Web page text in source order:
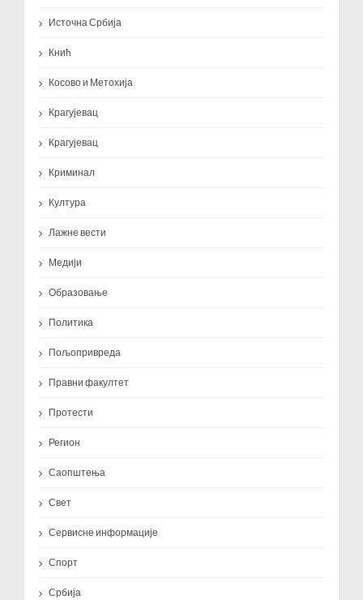
Источна Србија
Кнић
Косово и Метохија
Крагујевац
Крагујевац
Криминал
Култура
Лажне вести
Медији
Образовање
Политика
Пољопривреда
Правни факултет
Протести
Регион
Саопштења
Свет
Сервисне информације
Спорт
Србија